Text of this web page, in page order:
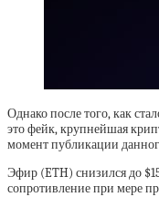
Однако после того, как
это фейк, крупнейшая
момент публикации
Эфир (ETH) снизился до
сопротивление при мере